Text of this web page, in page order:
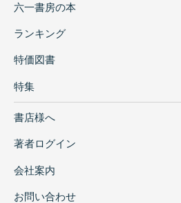
六一書房の本
ランキング
特価図書
特集
書店様へ
著者ログイン
会社案内
お問い合わせ